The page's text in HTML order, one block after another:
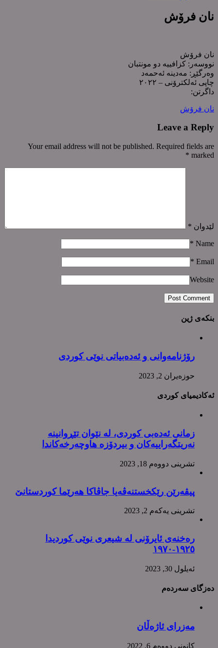
نان فرۆش
نان فرۆش
نووسەر: کزافییە دو مونتبان
وەرگێڕ: مەدینە ئەحمەد
چاپی ئەلکترۆنی – ٢٠٢٢
داگرتن:
نان فرۆش
Leave a Reply
Your email address will not be published. Required fields are
marked
*
لێدوان *
Name
*
Email
*
Website
بنکەی ژین
رۆژنامەوانی و ئەدەبیاتی نوێی کوردی
حوزه‌یران 2, 2023
ئەکادیمیای کوردی
زمانی ئەدەبی کوردی، لە نێوان تێڕوانینە
نەریتگەراییەکان و بیردۆزە هاوچەرخەکاندا
تشرینی دووه‌م 18, 2023
پیڤەرێن رێکخستنەڤەیا جاڤاکا هەرێما کوردستانێ
تشرینی یه‌كه‌م 2, 2023
رەخنەی ئایرۆنی لە شیعری نوێی کوردیدا
١٩٢٥-١٩٧٠
ئه‌یلول 30, 2023
دەزگای سەردەم
مەزرای ئاژەڵان
كانونی دووه‌م 6, 2022